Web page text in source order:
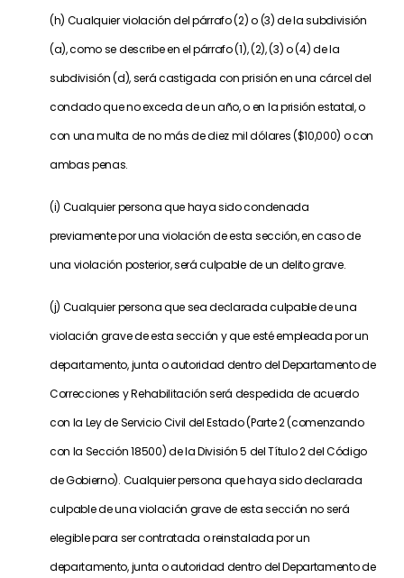
(h) Cualquier violación del párrafo (2) o (3) de la subdivisión
(a), como se describe en el párrafo (1), (2), (3) o (4) de la
subdivisión (d), será castigada con prisión en una cárcel del
condado que no exceda de un año, o en la prisión estatal, o
con una multa de no más de diez mil dólares ($10,000) o con
ambas penas.
(i) Cualquier persona que haya sido condenada
previamente por una violación de esta sección, en caso de
una violación posterior, será culpable de un delito grave.
(j) Cualquier persona que sea declarada culpable de una
violación grave de esta sección y que esté empleada por un
departamento, junta o autoridad dentro del Departamento de
Correcciones y Rehabilitación será despedida de acuerdo
con la Ley de Servicio Civil del Estado (Parte 2 (comenzando
con la Sección 18500) de la División 5 del Título 2 del Código
de Gobierno). Cualquier persona que haya sido declarada
culpable de una violación grave de esta sección no será
elegible para ser contratada o reinstalada por un
departamento, junta o autoridad dentro del Departamento de